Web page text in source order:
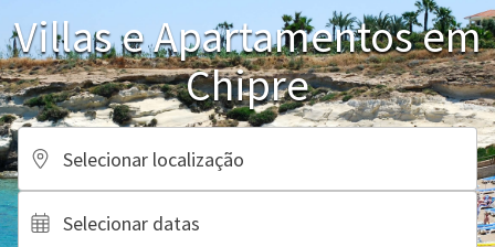
Villas e Apartamentos em
Chipre
Selecionar localização
Selecionar datas